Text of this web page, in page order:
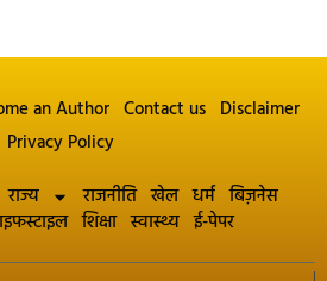
an Author Contact us Disclaimer
Privacy Policy
राज्य राजनीति खेल धर्म बिज़नेस
शिक्षा स्वास्थ्य ई-पेपर